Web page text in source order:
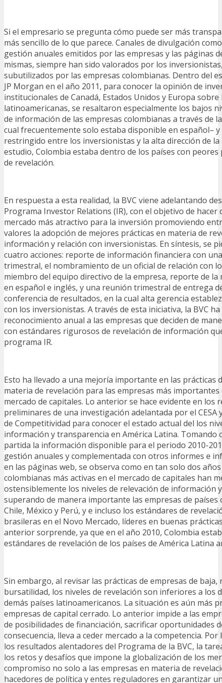
Si el empresario se pregunta cómo puede ser más
más sencillo de lo que parece. Canales de divulgación
gestión anuales emitidos por las empresas y las páginas
mismas, siempre han sido valorados por los
subutilizados por las empresas colombianas. Dentro del
JP Morgan en el año 2011, para conocer la opinión de
institucionales de Canadá, Estados Unidos y Europa sobre
latinoamericanas, se resaltaron especialmente los bajos
de información de las empresas colombianas a través de
cual frecuentemente solo estaba disponible en español–
restringido entre los inversionistas y la alta dirección de la
estudio, Colombia estaba dentro de los países con
de revelación.
En respuesta a esta realidad, la BVC viene adelantando
Programa Investor Relations (IR), con el objetivo de hacer
mercado más atractivo para la inversión promoviendo
valores la adopción de mejores prácticas en materia de
información y relación con inversionistas. En síntesis, se
cuatro acciones: reporte de información financiera con
trimestral, el nombramiento de un oficial de relación con
miembro del equipo directivo de la empresa, reporte de
en español e inglés, y una reunión trimestral de entrega
conferencia de resultados, en la cual alta gerencia
con los inversionistas. A través de esta iniciativa, la BVC
reconocimiento anual a las empresas que deciden de
con estándares rigurosos de revelación de información
programa IR.
Esto ha llevado a una mejoría importante en las prácticas
materia de revelación para las empresas más importantes
mercado de capitales. Lo anterior se hace evidente en los
preliminares de una investigación adelantada por el CESA
de Competitividad para conocer el estado actual del los
información y transparencia en América Latina. Tomando
partida la información disponible para el periodo 2010-
gestión anuales y complementada con otros informes e
en las páginas web, se observa como en tan solo dos
colombianas más activas en el mercado de capitales han
ostensiblemente los niveles de relevación de información
superando de manera importante las empresas de países
Chile, México y Perú, y e incluso los estándares de
brasileras en el Novo Mercado, líderes en buenas
anterior sorprende, ya que en el año 2010, Colombia
estándares de revelación de los países de América Latina
Sin embargo, al revisar las prácticas de empresas de baja,
bursatilidad, los niveles de revelación son inferiores a los
demás países latinoamericanos. La situación es aún más
empresas de capital cerrado. Lo anterior impide a las
de posibilidades de financiación, sacrificar oportunidades
consecuencia, lleva a ceder mercado a la competencia.
los resultados alentadores del Programa de la BVC, la
los retos y desafíos que impone la globalización de los
compromiso no solo a las empresas en materia de
hacedores de política y entes reguladores en garantizar